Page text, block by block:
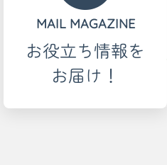
MAIL MAGAZINE
お役立ち情報を
お届け！